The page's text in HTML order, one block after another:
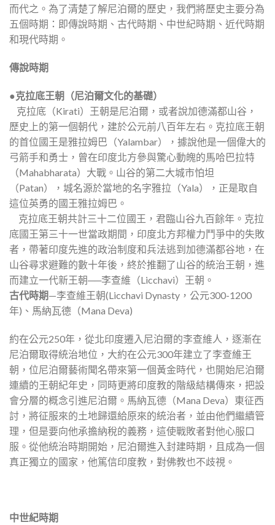
而代之。為了清楚了解尼泊爾的歷史，我們將歷史主要分為
五個時期：即傳說時期、古代時期、中世紀時期、近代時期
和現代時期。
傳說時期
●克拉底王朝（尼泊爾文化的基礎）
克拉底（Kirati）王朝是尼泊爾，或者說加德滿都山谷，
歷史上的第一個朝代，建於公元前八百年左右。克拉底王朝
的首位國王是雅拉姆巴（Yalambar），據說他是一個偉大的
弓箭手和勇士，曾在印度北方參與驚心動魄的馬哈巴拉特
（Mahabharata）大戰。山谷的第二大城市怕坦
（Patan），城名源於當地的名字雅拉（Yala），正是取自
這位英勇的國王雅拉姆巴。
克拉底王朝共計三十二位國王，君臨山谷九百餘年。克拉
底國王第三十一世當政期間，印度北方邦權力鬥爭中的失敗
者，帶著印度先進的政治制度和兵法逃到加德滿都谷地，在
山谷尋求避難的數十年後，終於推翻了山谷的統治王朝，進
而建立一代新王朝──李查維（Licchavi）王朝。
古代時期—李查維王朝(Licchavi Dynasty，公元300-1200
年)、馬納瓦德（Mana Deva)
約在公元250年，從北印度遷入尼泊爾的李查維人，逐漸在
尼泊爾取得統治地位，大約在公元300年建立了李查維王
朝，位尼泊爾藝術聞名帶來第一個黃金時代，也開始尼泊爾
連續的王朝紀年史，同時更將印度教的階級結構傳來，把設
會分層的概念引進尼泊爾。馬納瓦德（Mana Deva）東征西
討，將征服來的土地歸還給原來的統治者，並由他們繼續管
理，但是要向他承擔納稅的義務，這使戰敗者對他心服口
服。從他統治時期開始，尼泊爾進入封建時期，且成為一個
真正獨立的國家，他篤信印度教，對佛教也不歧視。
中世紀時期